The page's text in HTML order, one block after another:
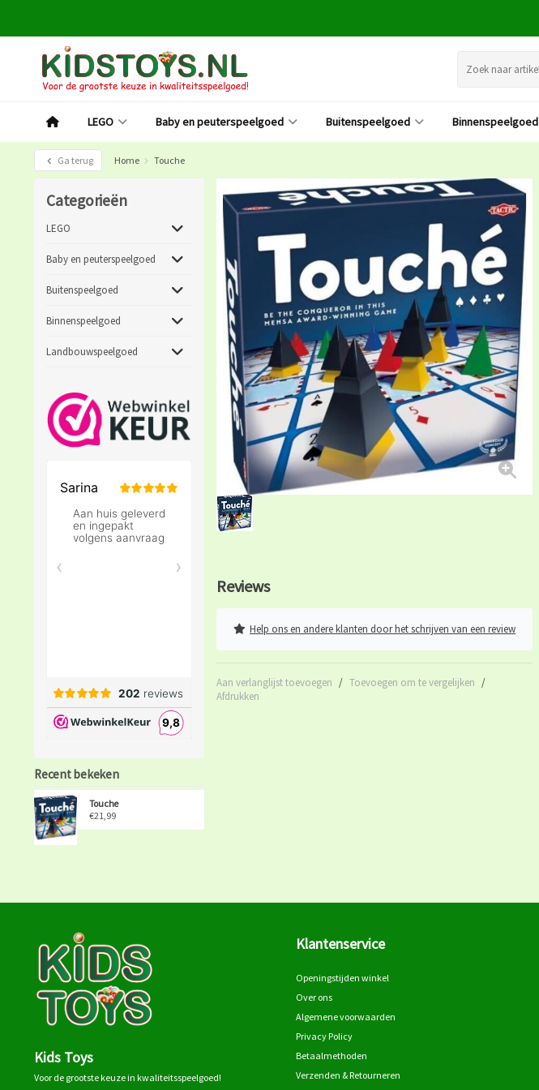
LEGO Baby en peuterspeelgoed Buitenspeelgoed Binnenspeelgoed
Ga terug Home Touche
Categorieën
LEGO
Baby en peuterspeelgoed
Buitenspeelgoed
Binnenspeelgoed
Landbouwspeelgoed
Recent bekeken
Touche
€21,99
Reviews
Help ons en andere klanten door het schrijven van een review
Aan verlanglijst toevoegen / Toevoegen om te vergelijken /
Afdrukken
Kids Toys
Voor de grootste keuze in kwaliteitsspeelgoed!
Klantenservice
Openingstijden winkel
Over ons
Algemene voorwaarden
Privacy Policy
Betaalmethoden
Verzenden & Retourneren